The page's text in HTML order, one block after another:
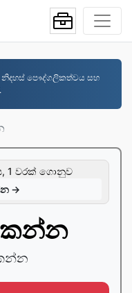
පෞද්ගලිකත්වය සහ
1 වරක් ගොනුව
→